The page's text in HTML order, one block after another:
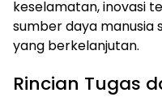
keselamatan, inovasi
sumber daya manusia
yang berkelanjutan.
Rincian Tugas